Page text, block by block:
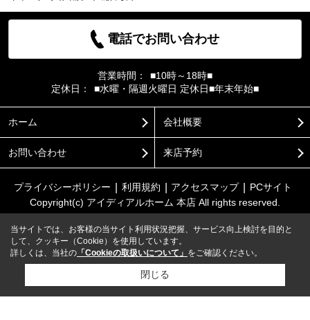
電話でお問い合わせ
営業時間：
■10時～18時■
定休日：
■水曜・隔週火曜日 定休日■年末年始■
ホーム 会社概要
お問い合わせ 来店予約
プライバシーポリシー 利用規約 アクセスマップ
PCサイト
Copyright(c) アイディアルホーム 本店 All rights reserved.
当サイトでは、お客様の当サイト利用状況把握、サービス向上検討を目的と
して、クッキー（Cookie）を使用しています。
詳しくは、当社の 「Cookieの取扱いについて」 をご確認ください。
閉じる